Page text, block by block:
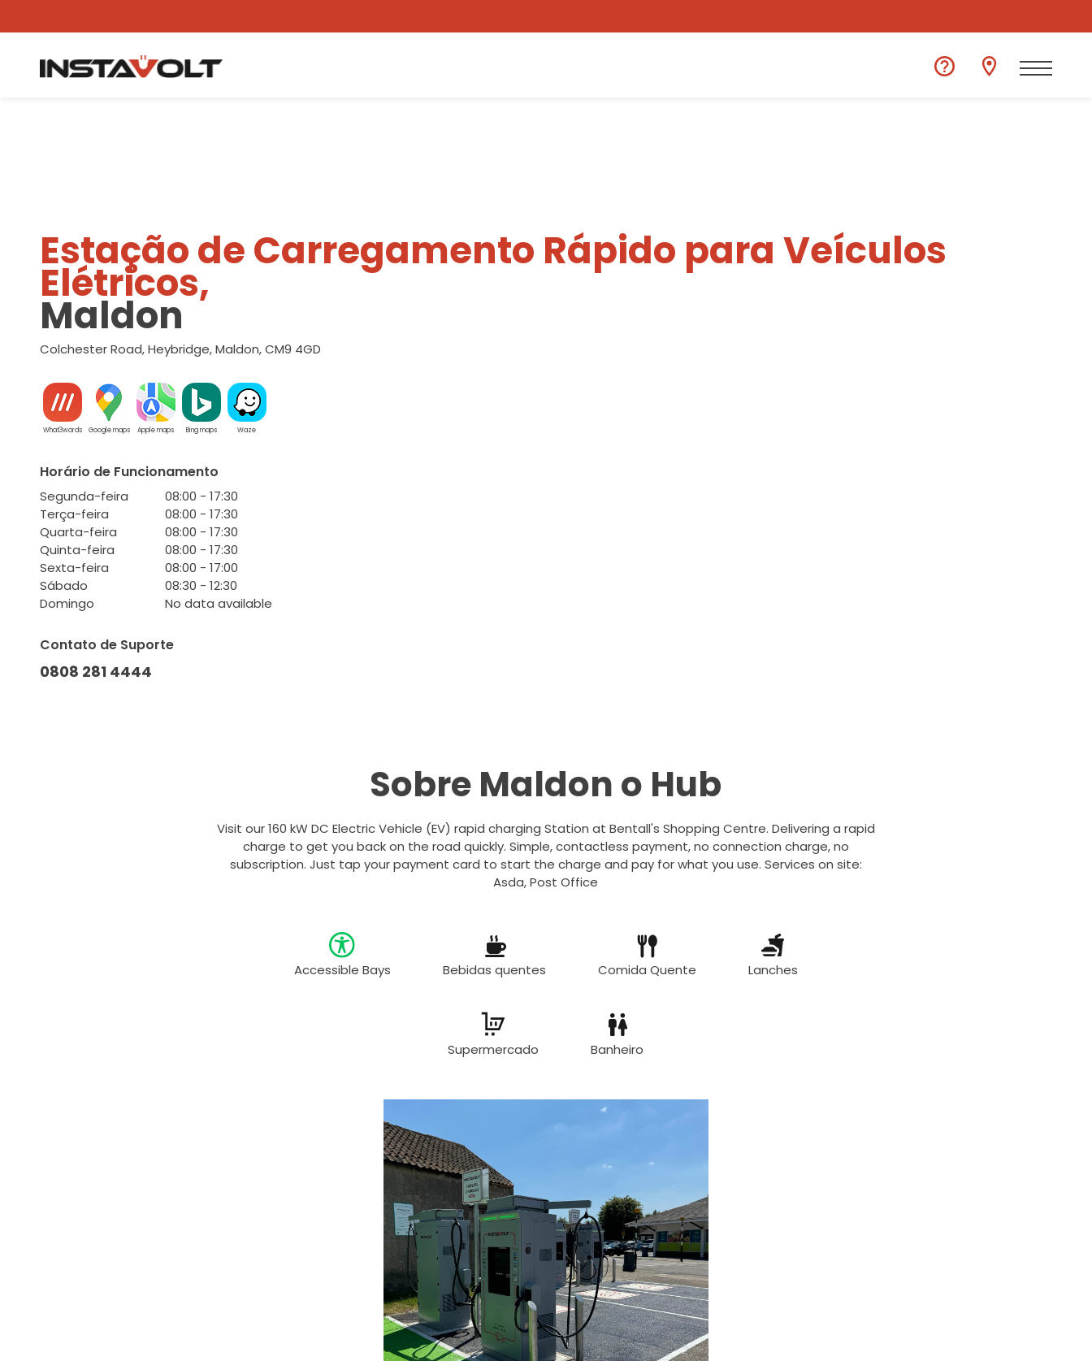
Ver outra localização
Estação de Carregamento Rápido para Veículos
Elétricos,
Maldon
Colchester Road, Heybridge, Maldon, CM9 4GD
What3words Google maps Apple maps Bing maps Waze
Horário de Funcionamento
Segunda-feira
08:00 - 17:30
Terça-feira
08:00 - 17:30
Quarta-feira
08:00 - 17:30
Quinta-feira
08:00 - 17:30
Sexta-feira
08:00 - 17:00
Sábado
08:30 - 12:30
Domingo
No data available
Contato de Suporte
0808 281 4444
Sobre Maldon o Hub
Visit our 160 kW DC Electric Vehicle (EV) rapid charging Station at Bentall's Shopping Centre. Delivering a rapid
charge to get you back on the road quickly. Simple, contactless payment, no connection charge, no
subscription. Just tap your payment card to start the charge and pay for what you use. Services on site:
Asda, Post Office
Accessible Bays Bebidas quentes Comida Quente Lanches
Supermercado Banheiro